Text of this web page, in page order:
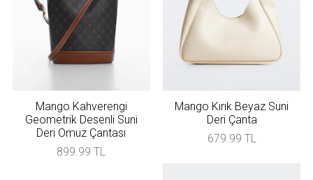
Mango Kahverengi
Geometrik Desenli Suni
Deri Omuz Çantası
899.99 TL
Mango Kırık Beyaz Suni
Deri Çanta
679.99 TL